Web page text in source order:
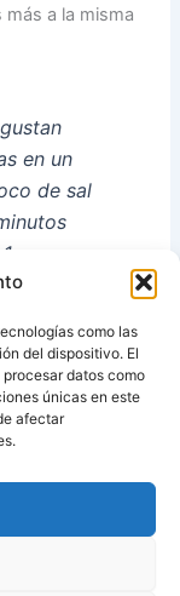
como las
del dispositivo. El
datos como
únicas en este
afectar
a la misma
en un
de sal
y
SIGUIENTE